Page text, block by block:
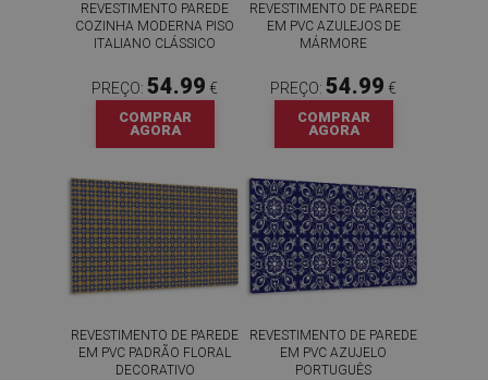
REVESTIMENTO PAREDE
COZINHA MODERNA PISO
ITALIANO CLÁSSICO
PREÇO: 54.99 €
COMPRAR
AGORA
REVESTIMENTO DE PAREDE
EM PVC AZULEJOS DE
MÁRMORE
PREÇO: 54.99 €
COMPRAR
AGORA
REVESTIMENTO DE PAREDE
EM PVC PADRÃO FLORAL
DECORATIVO
REVESTIMENTO DE PAREDE
EM PVC AZUJELO
PORTUGUÊS